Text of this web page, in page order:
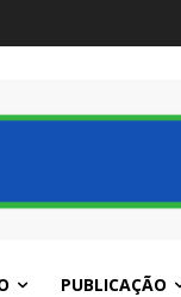
PUBLICAÇÃO